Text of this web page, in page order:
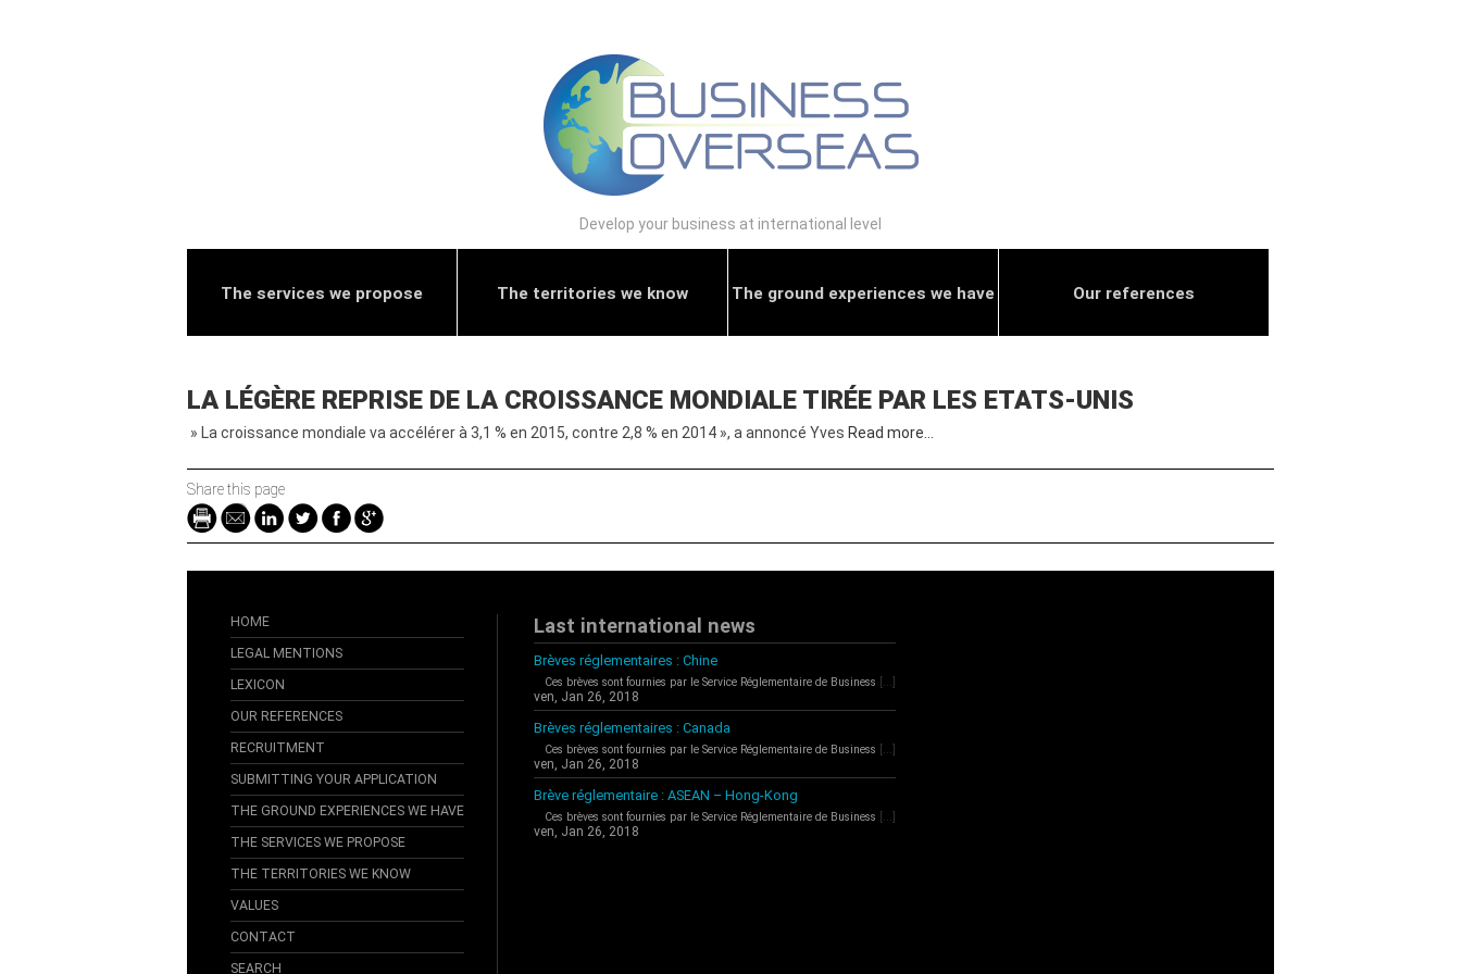
Develop your business at international level
The services we propose The territories we know The ground experiences we have Our references
LA LÉGÈRE REPRISE DE LA CROISSANCE MONDIALE TIRÉE PAR LES ETATS-UNIS
» La croissance mondiale va accélérer à 3,1 % en 2015, contre 2,8 % en 2014 », a annoncé Yves Read more…
Share this page
HOME
LEGAL MENTIONS
LEXICON
OUR REFERENCES
RECRUITMENT
SUBMITTING YOUR APPLICATION
THE GROUND EXPERIENCES WE HAVE
THE SERVICES WE PROPOSE
THE TERRITORIES WE KNOW
VALUES
CONTACT
SEARCH
Last international news
Brèves réglementaires : Chine
Ces brèves sont fournies par le Service Réglementaire de Business [...]
ven, Jan 26, 2018
Brèves réglementaires : Canada
Ces brèves sont fournies par le Service Réglementaire de Business [...]
ven, Jan 26, 2018
Brève réglementaire : ASEAN – Hong-Kong
Ces brèves sont fournies par le Service Réglementaire de Business [...]
ven, Jan 26, 2018